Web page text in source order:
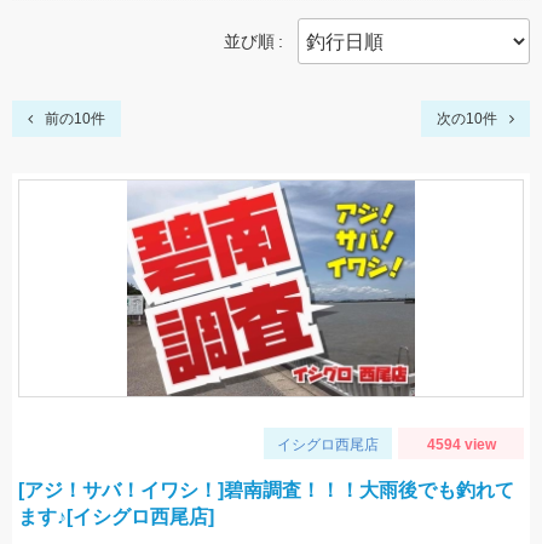
並び順
前の10件 次の10件
イシグロ西尾店 4594 view
[アジ！サバ！イワシ！]碧南調査！！！大雨後でも釣れて
ます♪[イシグロ西尾店]